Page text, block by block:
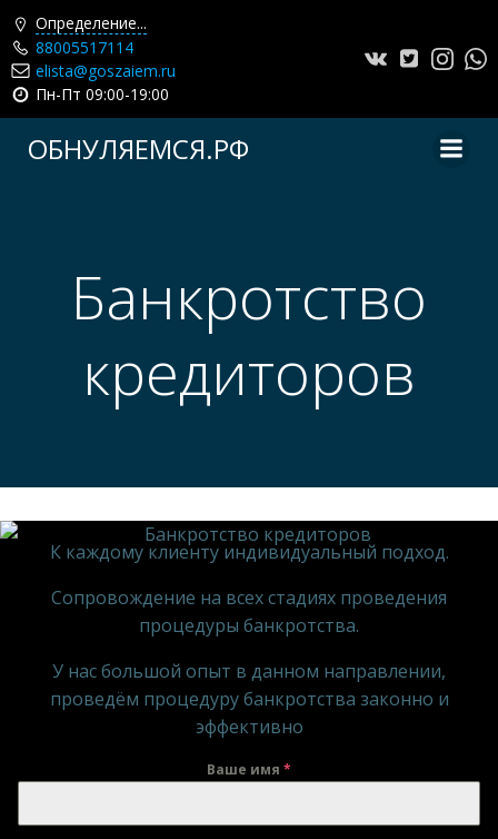
Определение...
88005517114
elista@goszaiem.ru
Пн-Пт 09:00-19:00
ОБНУЛЯЕМСЯ.РФ
Банкротство
кредиторов
К каждому клиенту индивидуальный подход.
Сопровождение на всех стадиях проведения
процедуры банкротства.
У нас большой опыт в данном направлении,
проведём процедуру банкротства законно и
эффективно
Ваше имя *